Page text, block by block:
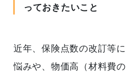
っておきたいこと
近年、保険点数の改訂等
悩みや、物価高（材料費